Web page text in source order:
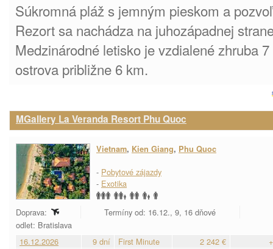
Súkromná pláž s jemným pieskom a
Rezort sa nachádza na juhozápadnej
Medzinárodné letisko je vzdialené zhruba
ostrova približne 6 km.
MGallery La Veranda Resort Phu Quoc
Vietnam, Kien Giang, Phu Quoc
- Pobytové zájazdy
- Exotika
Doprava:
Termíny od: 16.12., 9, 16 dňové
odlet: Bratislava
16.12.2026
9 dní First Minute 2 242 €